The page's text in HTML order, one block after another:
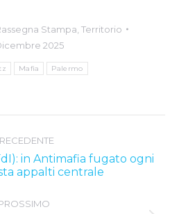
Stampa Territorio
2025
Mafia Palermo
Previous
post:
in Antimafia fugato ogni
appalti centrale